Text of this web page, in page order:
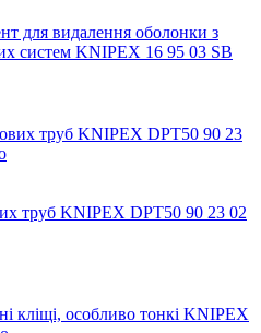
для видалення оболонки з
систем KNIPEX 16 95 03 SB
труб KNIPEX DPT50 90 23 02